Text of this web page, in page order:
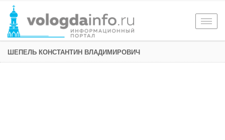
ШЕПЕЛЬ КОНСТАНТИН ВЛАДИМИРОВИЧ